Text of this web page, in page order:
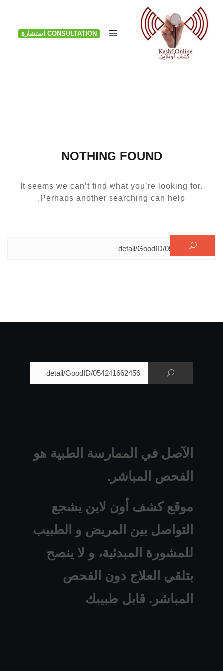
Skip
content
CONSULTATION استشارة
NOTHING FOUND
It seems we can’t find what you’re looking for.
Perhaps another searching can help.
البحث عن:
الآصل في الممارسة الطبية هو
الفحص المباشر.
موقع كشف أون لاين يشجع
التواصل بين المريض و الطبيب
للمشورة المبدئية، و لا ينصح
بتلقي العلاج دون الفحص
المباشر. قابل طبيبك